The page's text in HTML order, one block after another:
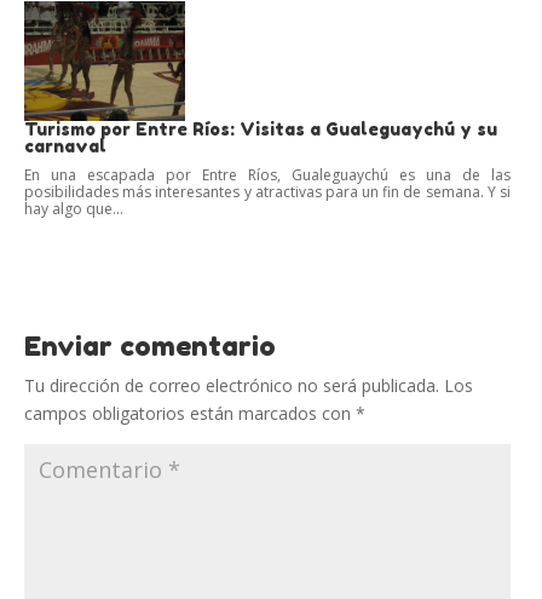
Turismo por Entre Ríos: Visitas a Gualeguaychú y su
carnaval
En una escapada por Entre Ríos, Gualeguaychú es una de las
posibilidades más interesantes y atractivas para un fin de semana. Y si
hay algo que...
Enviar comentario
Tu dirección de correo electrónico no será publicada. Los
campos obligatorios están marcados con *